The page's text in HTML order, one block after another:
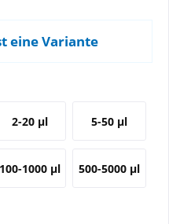
eine Variante
2-20 µl 5-50 µl
100-1000 µl 500-5000 µl